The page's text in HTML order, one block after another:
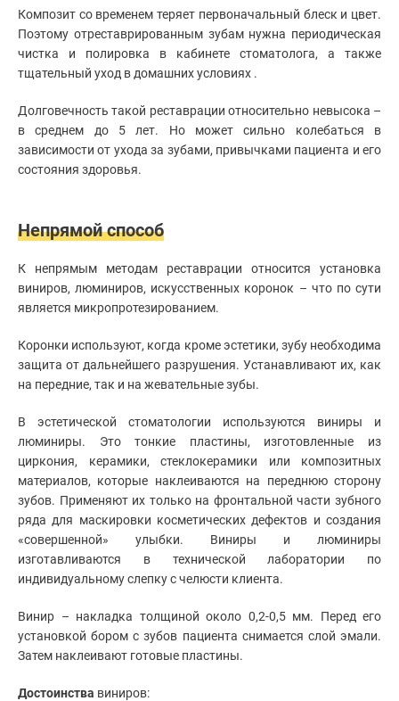
Композит со временем теряет первоначальный блеск и цвет.
Поэтому отреставрированным зубам нужна периодическая
чистка и полировка в кабинете стоматолога, а также
тщательный уход в домашних условиях .
Долговечность такой реставрации относительно невысока –
в среднем до 5 лет. Но может сильно колебаться в
зависимости от ухода за зубами, привычками пациента и его
состояния здоровья.
Непрямой способ
К непрямым методам реставрации относится установка
виниров, люминиров, искусственных коронок – что по сути
является микропротезированием.
Коронки используют, когда кроме эстетики, зубу необходима
защита от дальнейшего разрушения. Устанавливают их, как
на передние, так и на жевательные зубы.
В эстетической стоматологии используются виниры и
люминиры. Это тонкие пластины, изготовленные из
циркония, керамики, стеклокерамики или композитных
материалов, которые наклеиваются на переднюю сторону
зубов. Применяют их только на фронтальной части зубного
ряда для маскировки косметических дефектов и создания
«совершенной» улыбки. Виниры и люминиры
изготавливаются в технической лаборатории по
индивидуальному слепку с челюсти клиента.
Винир – накладка толщиной около 0,2-0,5 мм. Перед его
установкой бором с зубов пациента снимается слой эмали.
Затем наклеивают готовые пластины.
Достоинства виниров: